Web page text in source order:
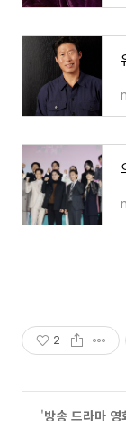
2
'방송 드라마